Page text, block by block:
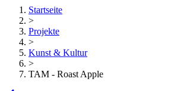
Startseite
>
Projekte
>
Kunst & Kultur
>
TAM - Roast Apple